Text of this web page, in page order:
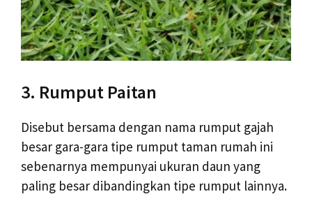
3. Rumput Paitan
Disebut bersama dengan nama rumput gajah
besar gara-gara tipe rumput taman rumah ini
sebenarnya mempunyai ukuran daun yang
paling besar dibandingkan tipe rumput lainnya.